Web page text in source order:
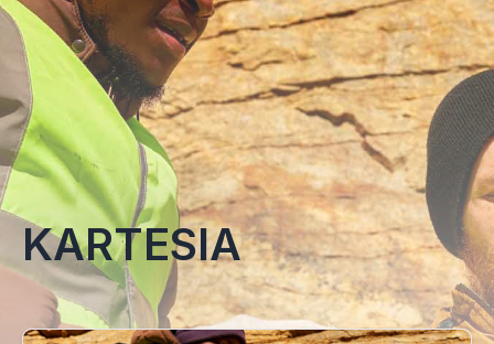
KARTESIA